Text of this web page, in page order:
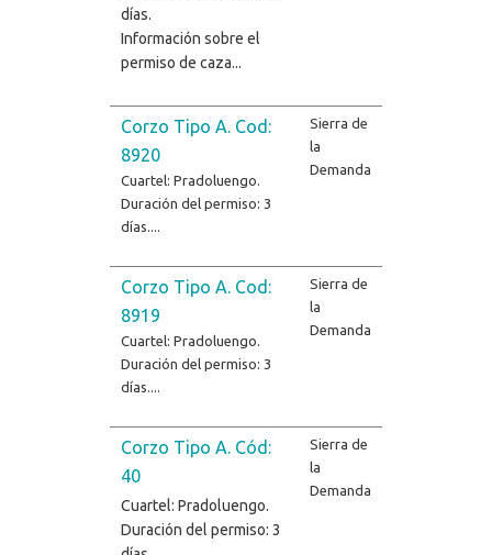
días.
Información sobre el
permiso de caza...
Corzo Tipo A. Cod:
8920
Cuartel: Pradoluengo.
Duración del permiso: 3
días....
Sierra de
la
Demanda
Corzo Tipo A. Cod:
8919
Cuartel: Pradoluengo.
Duración del permiso: 3
días....
Sierra de
la
Demanda
Corzo Tipo A. Cód:
40
Cuartel: Pradoluengo.
Duración del permiso: 3
Sierra de
la
Demanda